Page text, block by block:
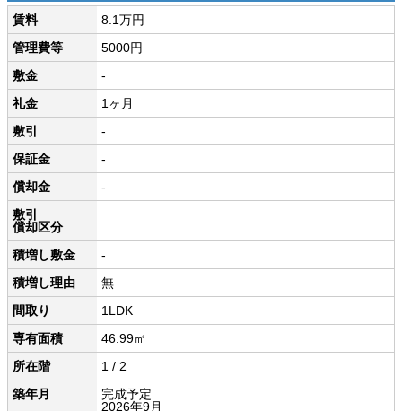
賃料
8.1万円
管理費等
5000円
敷金
-
礼金
1ヶ月
敷引
-
保証金
-
償却金
-
敷引
償却区分
積増し敷金
-
積増し理由
無
間取り
1LDK
専有面積
46.99㎡
所在階
1 / 2
築年月
完成予定
2026年9月